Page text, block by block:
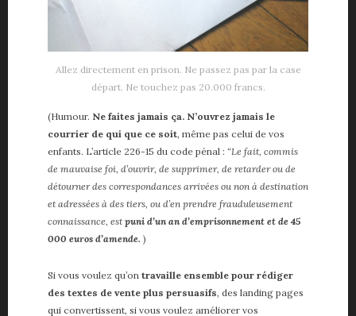
Allez directement en prison. Ne passez pas par la case
départ. Ne touchez pas 20.000 francs.
(Humour. Ne faites jamais ça. N’ouvrez jamais le
courrier de qui que ce soit , même pas celui de vos
enfants. L’article 226-15 du code pénal : “Le fait, commis
de mauvaise foi, d’ouvrir, de supprimer, de retarder ou de
détourner des correspondances arrivées ou non à destination
et adressées à des tiers, ou d’en prendre frauduleusement
connaissance, estpuni d’un an d’emprisonnement et de 45
000 euros d’amende. )
Si vous voulez qu’on travaille ensemble pour rédiger
des textes de vente plus persuasifs , des landing pages
qui convertissent, si vous voulez améliorer vos